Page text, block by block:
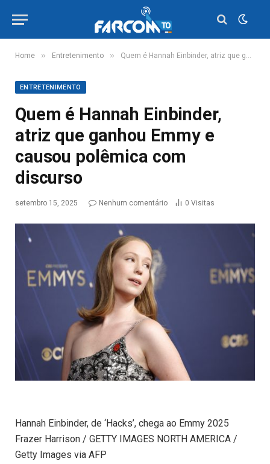
Home » Entretenimento » Quem é Hannah Einbinder, atriz que ganhou Emmy e causou polêmica com discurso
ENTRETENIMENTO
Quem é Hannah Einbinder,
atriz que ganhou Emmy e
causou polêmica com
discurso
setembro 15, 2025 Nenhum comentário 0 Visitas
Hannah Einbinder, de ‘Hacks’, chega ao Emmy 2025
Frazer Harrison / GETTY IMAGES NORTH AMERICA /
Getty Images via AFP